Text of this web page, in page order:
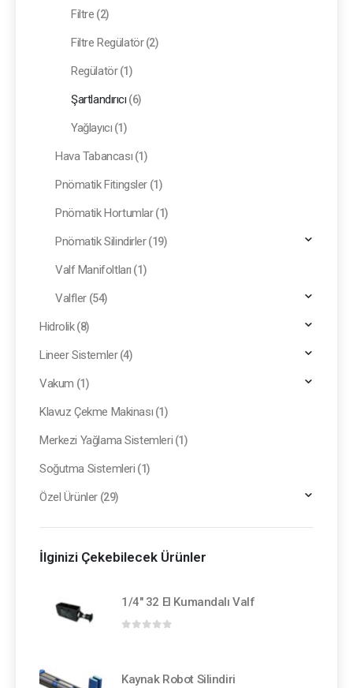
Filtre (2)
Filtre Regülatör (2)
Regülatör (1)
Şartlandırıcı (6)
Yağlayıcı (1)
Hava Tabancası (1)
Pnömatik Fitingsler (1)
Pnömatik Hortumlar (1)
Pnömatik Silindirler (19)
Valf Manifoltları (1)
Valfler (54)
Hidrolik (8)
Lineer Sistemler (4)
Vakum (1)
Klavuz Çekme Makinası (1)
Merkezi Yağlama Sistemleri (1)
Soğutma Sistemleri (1)
Özel Ürünler (29)
İlginizi Çekebilecek Ürünler
1/4" 32 El Kumandalı Valf
Kaynak Robot Silindiri